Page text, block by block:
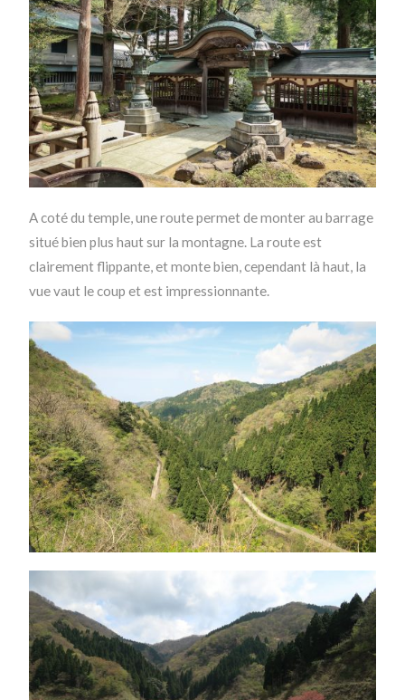
A coté du temple, une route permet de monter au barrage
situé bien plus haut sur la montagne. La route est
clairement flippante, et monte bien, cependant là haut, la
vue vaut le coup et est impressionnante.